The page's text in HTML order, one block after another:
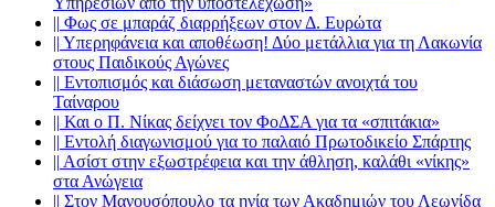
|| Φως σε μπαράζ διαρρήξεων στον Δ. Ευρώτα
|| Υπερηφάνεια και αποθέωση! Δύο μετάλλια για τη Λακωνία
στους Παιδικούς Αγώνες
|| Εντοπισμός και διάσωση μεταναστών ανοιχτά του
Ταίναρου
|| Και ο Π. Νίκας δείχνει τον ΦοΔΣΑ για τα «σπιτάκια»
|| Εντολή διαγωνισμού για το παλαιό Πρωτοδικείο Σπάρτης
|| Ασίστ στην εξωστρέφεια και την άθληση, καλάθι «νίκης»
στα Ανώγεια
|| Στον Μανουσόπουλο τα ηνία των Ακαδημιών του Λεωνίδα